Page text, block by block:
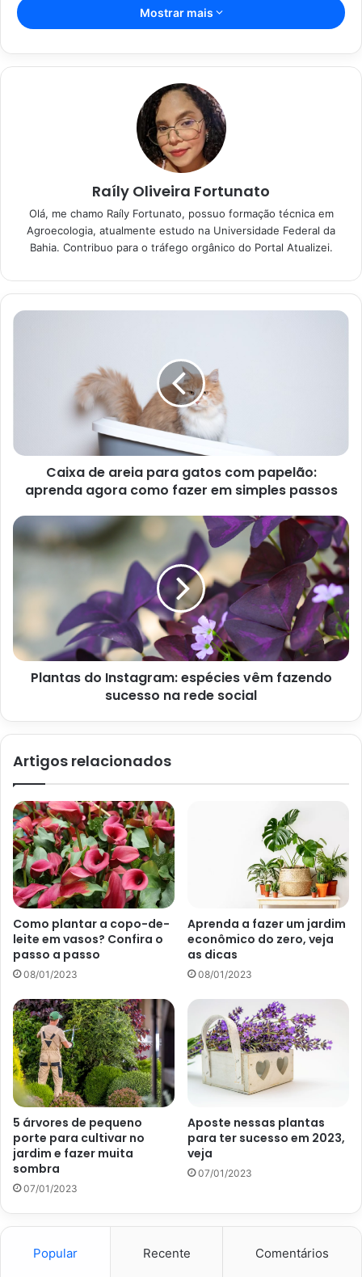
vasos, iluminação e irrigação e tratos culturais da espécie.
Artigos relacionados
Espada de São Jorge; com essas dicas
incríveis, sua planta vai durar mais;
confira
16/04/2023
Segredos da jardinagem para
iniciantes: não deixe as suas
plantinhas morrerem
Planta-jade (reprodução Canva pro)
Plantio em vasos
Para proporcionar um bom desenvolvimento à planta-jade,
é essencial que o recipiente de escolha possua furos em
Ademais, acrescente a camada de drenagem, cobrindo o
drenagem. Agora, confira o passo a passo de plantio
Após preparar adequadamente o vaso, corte uma
estaca de uma planta-jade, com caule grosso e folhas
saudáveis, removendo as folhas da base;
Prepare um substrato altamente drenável, com a
utilização de duas partes de terra vegetal, uma parte
de areia, uma parte de húmus de minhoca e uma
parte de vermiculita;
cova, acomodando a muda centralizada no recipiente,
compactando o solo ao redor do caule e finalizando
com a rega.
Mostrar mais
Raíly Oliveira Fortunato
Olá, me chamo Raíly Fortunato, possuo formação técnica em
Agroecologia, atualmente estudo na Universidade Federal da
Bahia. Contribuo para o tráfego orgânico do Portal Atualizei.
Caixa de areia para gatos com papelão:
aprenda agora como fazer em simples passos
Plantas do Instagram: espécies vêm fazendo
sucesso na rede social
Artigos relacionados
Como plantar a copo-de-
leite em vasos? Confira o
passo a passo
08/01/2023
Aprenda a fazer um jardim
econômico do zero, veja
as dicas
08/01/2023
5 árvores de pequeno
porte para cultivar no
jardim e fazer muita
sombra
07/01/2023
Aposte nessas plantas
para ter sucesso em 2023,
veja
07/01/2023
Popular Recente Comentários